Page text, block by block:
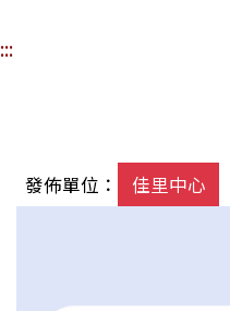
:::
發佈單位： 佳里中心